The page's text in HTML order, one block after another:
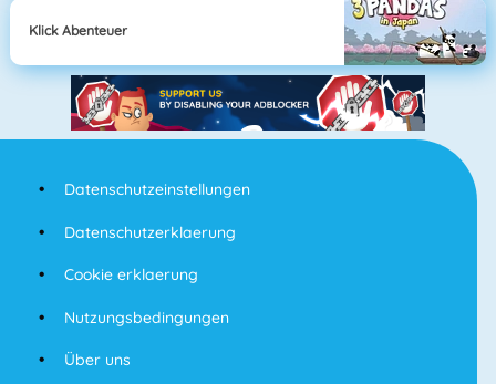
Klick Abenteuer
Datenschutzeinstellungen
Datenschutzerklaerung
Cookie erklaerung
Nutzungsbedingungen
Über uns